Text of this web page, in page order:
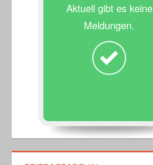
Aktuell gibt es keine
Meldungen.